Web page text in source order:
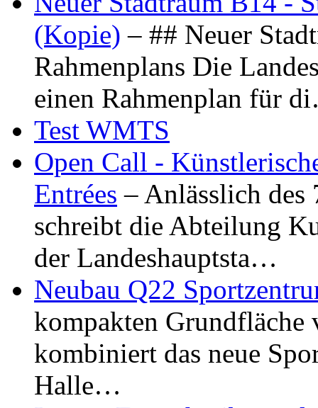
(Kopie) – ## Neuer
Rahmenplans Die
einen Rahmenplan für
Test WMTS
Open Call -
Entrées – Anlässlich
schreibt die Abteilung
der Landeshauptsta…
Neubau Q22
kompakten Grundfläche
kombiniert das neue
Halle…